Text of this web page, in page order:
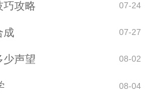
巧攻略 07-24
成 07-27
少声望 08-02
08-04